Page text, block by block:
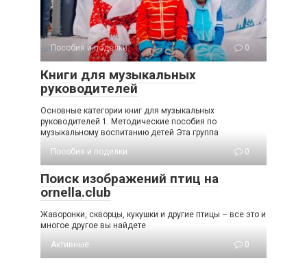
Пособия и поделки 0
Книги для музыкальных
руководителей
Основные категории книг для музыкальных
руководителей 1. Методические пособия по
музыкальному воспитанию детей Эта группа
Пособия и поделки
0
Поиск изображений птиц на
ornella.club
Жаворонки, скворцы, кукушки и другие птицы – все это и
многое другое вы найдете
Активные
0